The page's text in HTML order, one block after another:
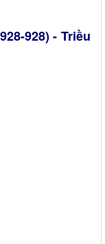
928) - Triều